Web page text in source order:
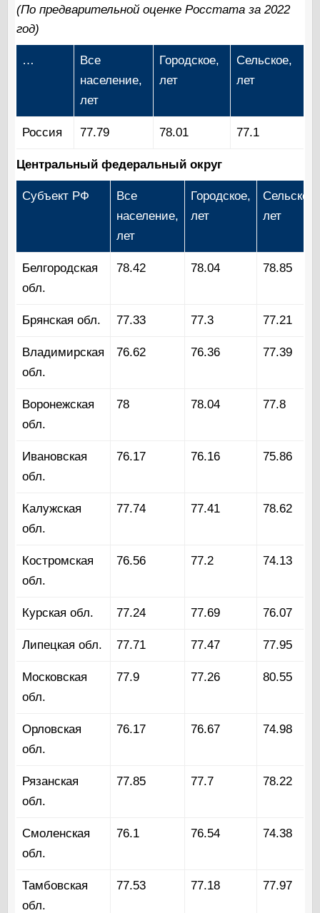
(По предварительной оценке Росстата за 2022
год)
…
Все
население,
лет
Городское,
лет
Сельское,
лет
Россия 77.79 78.01 77.1
Центральный федеральный округ
Субъект РФ
Все
население,
лет
Городское,
лет
Сельское,
лет
Белгородская
обл.
78.42 78.04 78.85
Брянская обл. 77.33 77.3 77.21
Владимирская
обл.
76.62 76.36 77.39
Воронежская
обл.
78 78.04 77.8
Ивановская
обл.
76.17 76.16 75.86
Калужская
обл.
77.74 77.41 78.62
Костромская
обл.
76.56 77.2 74.13
Курская обл. 77.24 77.69 76.07
Липецкая обл. 77.71 77.47 77.95
Московская
обл.
77.9 77.26 80.55
Орловская
обл.
76.17 76.67 74.98
Рязанская
обл.
77.85 77.7 78.22
Смоленская
обл.
76.1 76.54 74.38
Тамбовская
обл.
77.53 77.18 77.97